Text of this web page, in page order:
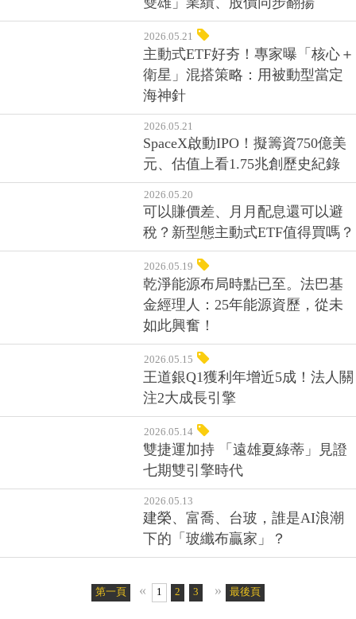
算力國產化加速兌現！中國「AI
雙雄」業績、股價同步翻揚
2026.05.21
主動式ETF好夯！專家曝「核心＋
衛星」混搭策略：用被動型當定
海神針
2026.05.21
SpaceX啟動IPO！擬籌資750億美
元、估值上看1.75兆創歷史紀錄
2026.05.20
可以賺價差、月月配息還可以避
稅？新型態主動式ETF值得買嗎？
2026.05.19
乾淨能源布局時點已至。法巴基
金經理人：25年能源資歷，從未
如此興奮！
2026.05.15
王道銀Q1獲利年增近5成！法人關
注2大成長引擎
2026.05.14
雙捷運加持 「遠雄夏綠蒂」見證
七期雙引擎時代
2026.05.13
建榮、富喬、台玻，誰是AI浪潮